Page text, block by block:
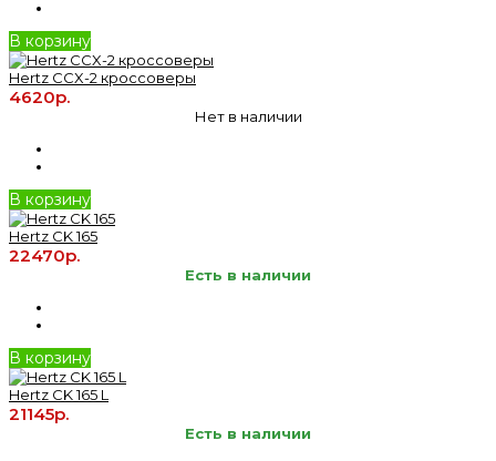
В корзину
Hertz CCX-2 кроссоверы
4620р.
Нет в наличии
В корзину
Hertz CK 165
22470р.
Есть в наличии
В корзину
Hertz CK 165 L
21145р.
Есть в наличии